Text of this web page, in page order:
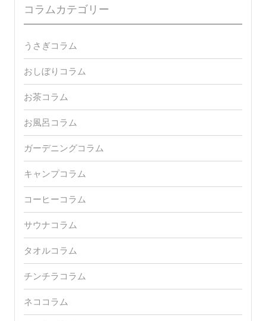
コラムカテゴリー
うさぎコラム
おしぼりコラム
お茶コラム
お風呂コラム
ガーデニングコラム
キャンプコラム
コーヒーコラム
サウナコラム
タオルコラム
チンチラコラム
ネココラム